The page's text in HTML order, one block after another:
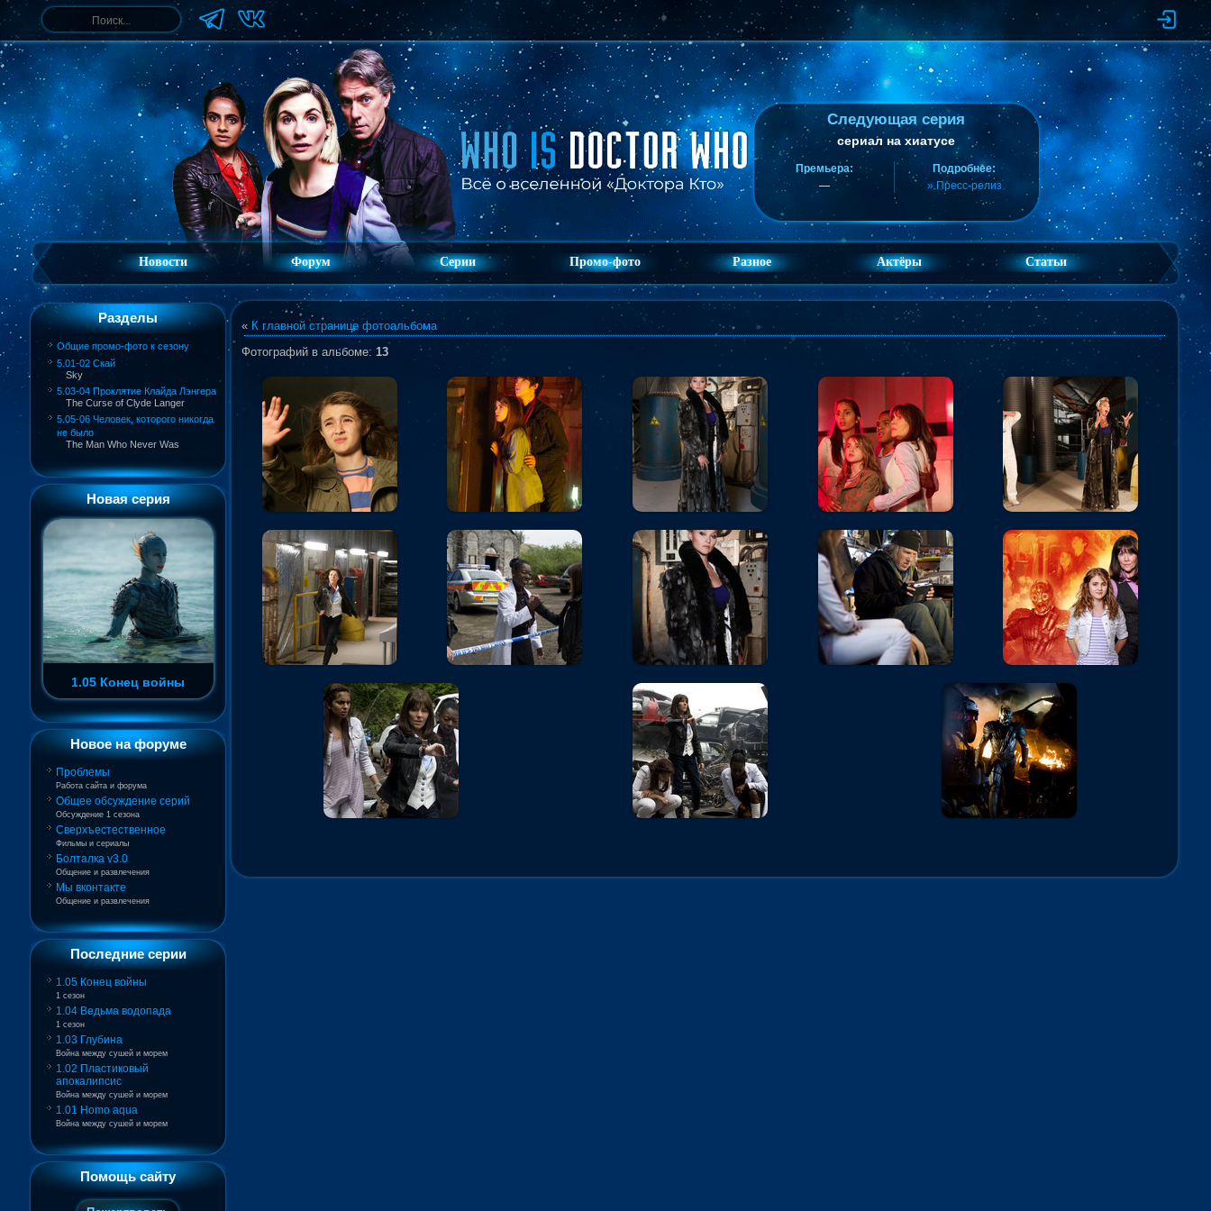
Следующая серия
сериал на хиатусе
Премьера:
—
Подробнее:
» Пресс-релиз
Новости Форум Серии Промо-фото Разное Актёры Статьи
Разделы
Общие промо-фото к сезону
5.01-02 Скай
Sky
5.03-04 Проклятие Клайда Лэнгера
The Curse of Clyde Langer
5.05-06 Человек, которого никогда
не было
The Man Who Never Was
Новая серия
1.05 Конец войны
Новое на форуме
Проблемы
Работа сайта и форума
Общее обсуждение серий
Обсуждение 1 сезона
Сверхъестественное
Фильмы и сериалы
Болталка v3.0
Общение и развлечения
Мы вконтакте
Общение и развлечения
Последние серии
1.05 Конец войны
1 сезон
1.04 Ведьма водопада
1 сезон
1.03 Глубина
Война между сушей и морем
1.02 Пластиковый
апокалипсис
Война между сушей и морем
1.01 Homo aqua
Война между сушей и морем
Помощь сайту
« К главной странице фотоальбома
Фотографий в альбоме: 13